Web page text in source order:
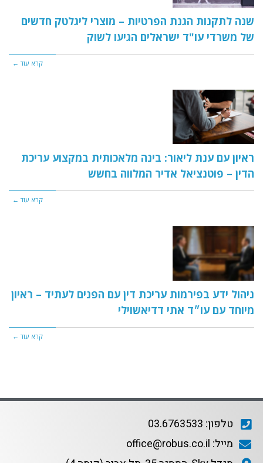
שנה לתקנות הגנת הפרטיות – מוצרי ליגלטק חדשים
של משרדי עו"ד ישראלים הגיעו לשוק
קרא עוד ←
ראיון עם ענת ליאור: בינה מלאכותית במקצוע עריכת
הדין – פוטנציאל אדיר המלווה בחשש
קרא עוד ←
ניהול ידע בפירמות עריכת דין עם הפנים לעתיד – ראיון
מיוחד עם עו״ד אתי דדיאשוילי
קרא עוד ←
טלפון: 03.6763533
מייל: office@robus.co.il